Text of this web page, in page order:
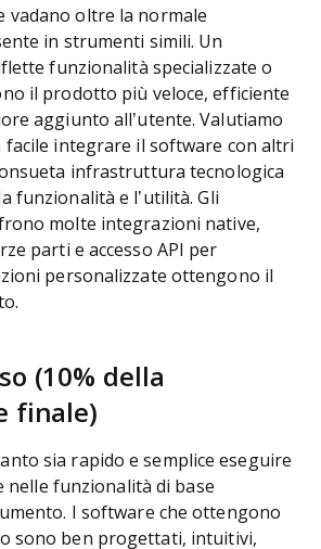
vadano oltre la normale
in strumenti simili. Un
funzionalità specializzate o
il prodotto più veloce, efficiente
aggiunto all’utente. Valutiamo
facile integrare il software con altri
infrastruttura tecnologica
funzionalità e l’utilità. Gli
molte integrazioni native,
parti e accesso API per
personalizzate ottengono il
(10% della
finale)
sia rapido e semplice eseguire
nelle funzionalità di base
I software che ottengono
sono ben progettati, intuitivi,